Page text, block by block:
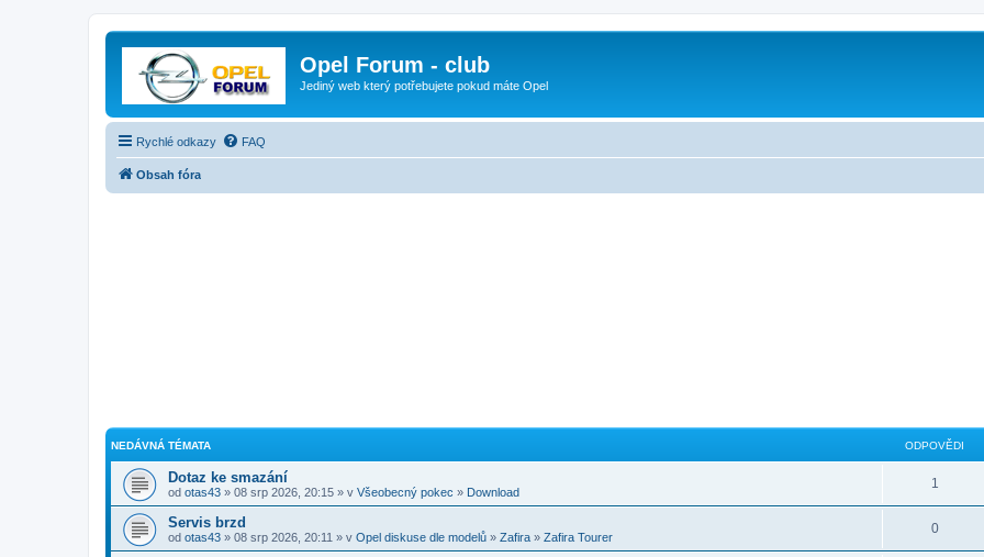
Opel Forum - club
Jediný web který potřebujete pokud máte Opel
Rychlé odkazy FAQ
Obsah fóra
NEDÁVNÁ TÉMATA ODPOVĚDI
Dotaz ke smazání
od otas43 » 08 srp 2026, 20:15 » v Všeobecný pokec » Download
1
Servis brzd
od otas43 » 08 srp 2026, 20:11 » v Opel diskuse dle modelů » Zafira » Zafira Tourer
0